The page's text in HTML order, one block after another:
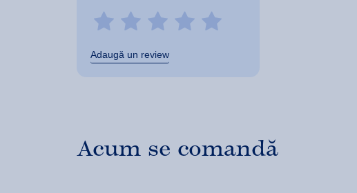
Adaugă un review
Acum se comandă